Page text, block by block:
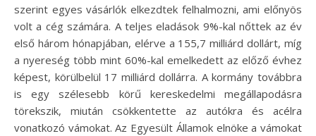
szerint egyes vásárlók elkezdtek felhalmozni, ami előnyös
volt a cég számára. A teljes eladások 9%-kal nőttek az év
első három hónapjában, elérve a 155,7 milliárd dollárt, míg
a nyereség több mint 60%-kal emelkedett az előző évhez
képest, körülbelül 17 milliárd dollárra. A kormány továbbra
is egy szélesebb körű kereskedelmi megállapodásra
törekszik, miután csökkentette az autókra és acélra
vonatkozó vámokat. Az Egyesült Államok elnöke a vámokat